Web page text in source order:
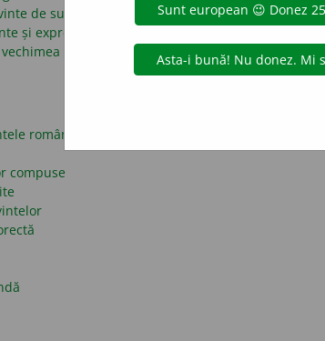
de substrat? Da. Cuvinte dacice? Nu.
și expresii obscene în limba română
și originea cuvântului «da» în limba română
românești
compuse